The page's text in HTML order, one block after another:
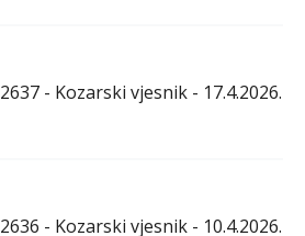
2637 - Kozarski vjesnik - 17.4.2026.
2636 - Kozarski vjesnik - 10.4.2026.